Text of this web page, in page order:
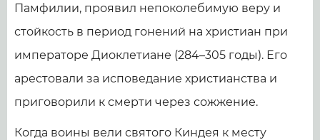
Памфилии, проявил непоколебимую веру и
стойкость в период гонений на христиан при
императоре Диоклетиане (284–305 годы). Его
арестовали за исповедание христианства и
приговорили к смерти через сожжение.
Когда воины вели святого Киндея к месту